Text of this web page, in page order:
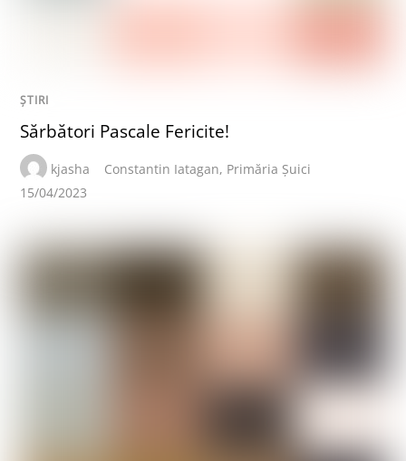
ȘTIRI
Sărbători Pascale Fericite!
kjasha Constantin Iatagan, Primăria Șuici
15/04/2023